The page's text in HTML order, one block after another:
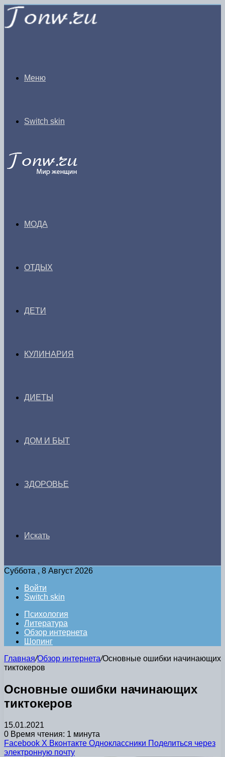
Меню
Switch skin
МОДА
ОТДЫХ
ДЕТИ
КУЛИНАРИЯ
ДИЕТЫ
ДОМ И БЫТ
ЗДОРОВЬЕ
Искать
Суббота , 8 Август 2026
Войти
Switch skin
Психология
Литература
Обзор интернета
Шопинг
Главная/Обзор интернета/Основные ошибки начинающих
тиктокеров
Основные ошибки начинающих
тиктокеров
15.01.2021
0 Время чтения: 1 минута
Facebook X Вконтакте Одноклассники Поделиться через
электронную почту